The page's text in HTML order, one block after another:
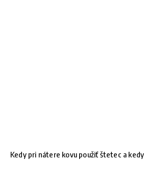
Kedy pri nátere kovu použiť štetec a kedy